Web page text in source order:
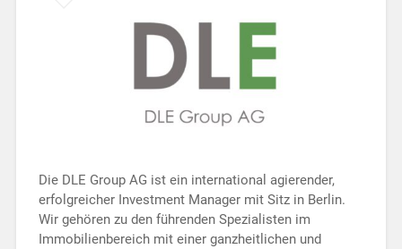
Die DLE Group AG ist ein international agierender,
erfolgreicher Investment Manager mit Sitz in Berlin.
Wir gehören zu den führenden Spezialisten im
Immobilienbereich mit einer ganzheitlichen und